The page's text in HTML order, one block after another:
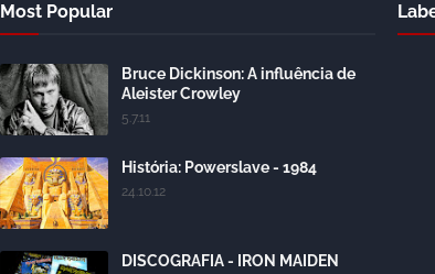
Most Popular
Bruce Dickinson: A influência de
Aleister Crowley
5.7.11
História: Powerslave - 1984
24.10.12
DISCOGRAFIA - IRON MAIDEN